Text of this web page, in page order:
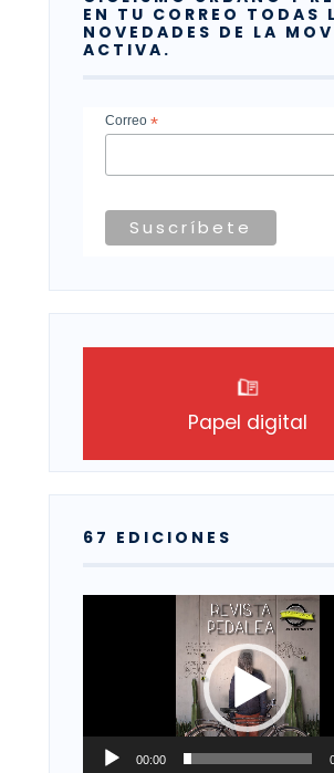
EN TU CORREO TODAS
NOVEDADES DE LA
ACTIVA.
Correo *
Papel digital
67 EDICIONES
00:00